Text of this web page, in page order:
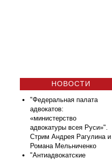
НОВОСТИ
"Федеральная палата
адвокатов:
«министерство
адвокатуры всея Руси»".
Стрим Андрея Рагулина и
Романа Мельниченко
"Антиадвокатские